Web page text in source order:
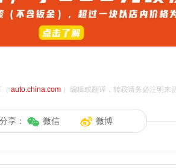
auto.china.com）编辑或翻译，转载请务必注明来源
分享： 微信 微博